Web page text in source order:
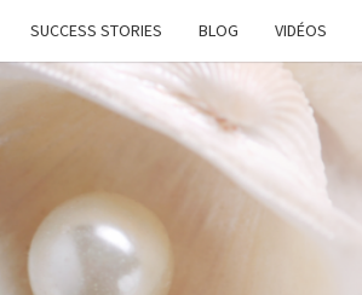
SUCCESS STORIES BLOG VIDÉOS